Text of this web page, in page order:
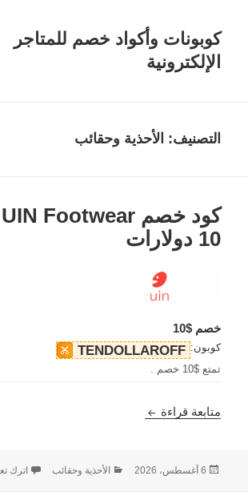
كوبونات وأكواد خصم للمتاجر
الإلكترونية
التصنيف: الأحذية وحقائب
10 دولارات
خصم $10
كوبون: TENDOLLAROFF
تمتع $10 خصم .
متابعة قراءة كود خصم UIN Footwear – خصم 10 دولارات
نُشرت
6 أغسطس، 2026 التصنيفات
الأحذية وحقائب اترك